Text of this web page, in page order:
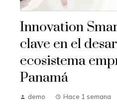
Innovation
clave en el
ecosistema
Panamá
demo Hace 1 semana